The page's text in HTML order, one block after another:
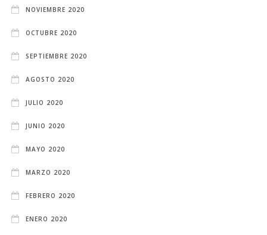
NOVIEMBRE 2020
OCTUBRE 2020
SEPTIEMBRE 2020
AGOSTO 2020
JULIO 2020
JUNIO 2020
MAYO 2020
MARZO 2020
FEBRERO 2020
ENERO 2020